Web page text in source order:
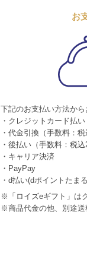
お
下記のお支払い方法から
・クレジットカード払い
・代金引換（手数料：
・後払い（手数料：税
・キャリア決済
・PayPay
・d払い(dポイントたま
※「ロイズeギフト」は
※商品代金の他、別途送